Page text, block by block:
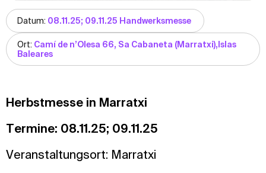
Datum: 08.11.25; 09.11.25 Handwerksmesse
Ort: Camí de n’Olesa 66, Sa Cabaneta (Marratxi),Islas
Baleares
Herbstmesse in Marratxi
Termine: 08.11.25; 09.11.25
Veranstaltungsort: Marratxi